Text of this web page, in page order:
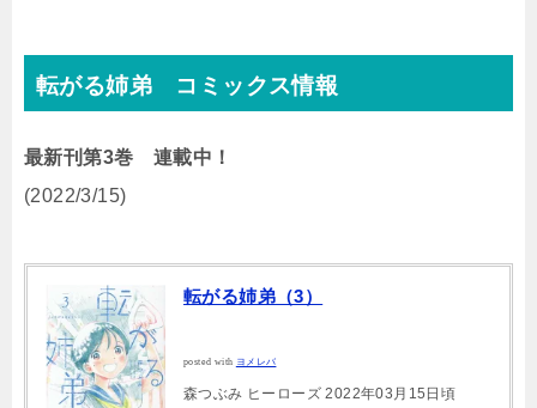
転がる姉弟 コミックス情報
最新刊第3巻 連載中！
(2022/3/15)
転がる姉弟（3）
posted with ヨメレバ
森つぶみ ヒーローズ 2022年03月15日頃